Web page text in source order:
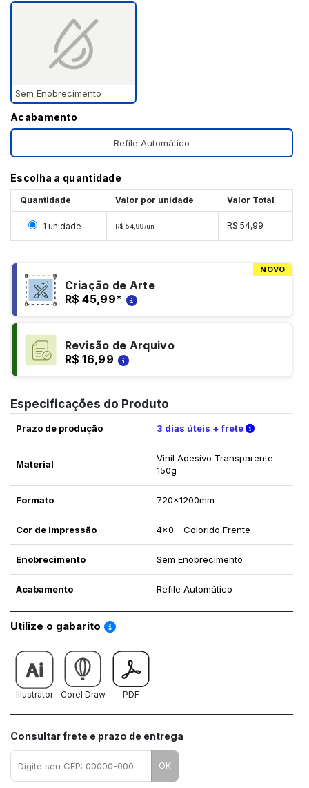
Sem Enobrecimento
Acabamento
Refile Automático
Escolha a quantidade
Quantidade Valor por unidade Valor Total
Selecionar 1 unidade
1 unidade R$ 54,99/un R$ 54,99
NOVO
Criação de Arte
R$ 45,99*
Revisão de Arquivo
R$ 16,99
Especificações do Produto
Prazo de produção 3 dias úteis + frete Verifique
Material
Vinil Adesivo Transparente
150g
Formato 720x1200mm
Cor de Impressão 4x0 - Colorido Frente
Enobrecimento Sem Enobrecimento
Acabamento Refile Automático
Utilize o gabarito Saiba como utilizar os nossos gabaritos
Illustrator Corel Draw PDF
Consultar frete e prazo de entrega
OK